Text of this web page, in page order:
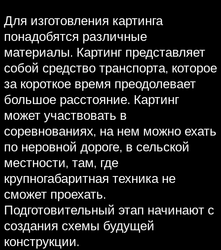
Для изготовления картинга
понадобятся различные
материалы. Картинг представляет
собой средство транспорта, которое
за короткое время преодолевает
большое расстояние. Картинг
может участвовать в
соревнованиях, на нем можно ехать
по неровной дороге, в сельской
местности, там, где
крупногабаритная техника не
сможет проехать.
Подготовительный этап начинают с
создания схемы будущей
конструкции.